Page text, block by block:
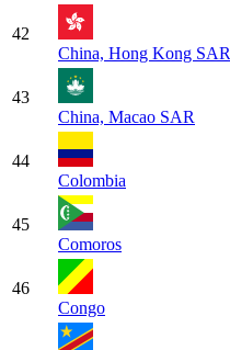
42
China, Hong Kong SAR
43
China, Macao SAR
44
Colombia
45
Comoros
46
Congo